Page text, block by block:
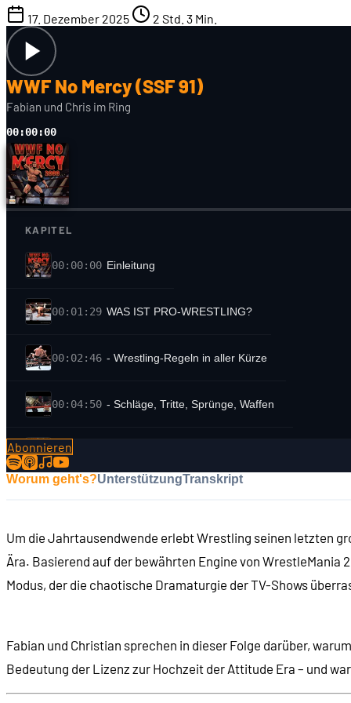
17. Dezember 2025 2 Std. 3 Min.
WWF No Mercy (SSF 91)
Fabian und Chris im Ring
00:00:00
KAPITEL
00:00:00 Einleitung
00:01:29 WAS IST PRO-WRESTLING?
00:02:46 - Wrestling-Regeln in aller Kürze
00:04:50 - Schläge, Tritte, Sprünge, Waffen
00:07:34
00:11:54 - Die Familie McMahon
00:14:09 FRÜHERE WRESTLING-SPIELE
Abonnieren
Worum geht's?UnterstützungTranskript
Um die Jahrtausendwende erlebt Wrestling seinen letzten
Ära. Basierend auf der bewährten Engine von
Modus, der die chaotische Dramaturgie der TV-Shows
Fabian und Christian sprechen in dieser Folge darüber,
Bedeutung der Lizenz zur Hochzeit der Attitude Era – und